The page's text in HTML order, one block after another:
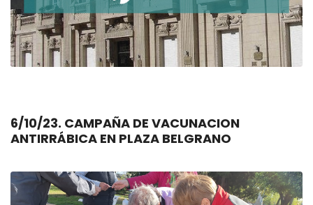
6/10/23. CAMPAÑA DE VACUNACION
ANTIRRÁBICA EN PLAZA BELGRANO